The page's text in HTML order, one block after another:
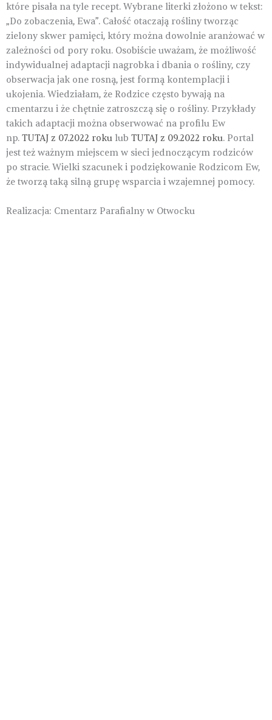
które pisała na tyle recept. Wybrane literki złożono w tekst:
„Do zobaczenia, Ewa”. Całość otaczają rośliny tworząc
zielony skwer pamięci, który można dowolnie aranżować w
zależności od pory roku. Osobiście uważam, że możliwość
indywidualnej adaptacji nagrobka i dbania o rośliny, czy
obserwacja jak one rosną, jest formą kontemplacji i
ukojenia. Wiedziałam, że Rodzice często bywają na
cmentarzu i że chętnie zatroszczą się o rośliny. Przykłady
takich adaptacji można obserwować na profilu Ew
np. TUTAJ z 07.2022 roku lub TUTAJ z 09.2022 roku. Portal
jest też ważnym miejscem w sieci jednoczącym rodziców
po stracie. Wielki szacunek i podziękowanie Rodzicom Ew,
że tworzą taką silną grupę wsparcia i wzajemnej pomocy.
Realizacja: Cmentarz Parafialny w Otwocku